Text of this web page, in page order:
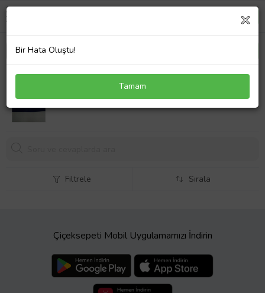
özdilek plaj havlusu cannes kdf 90*160 cm
702,36 TL
Filtrele Sırala
Çiçeksepeti Mobil Uygulamamızı İndirin
Bir Hata Oluştu!
Tamam